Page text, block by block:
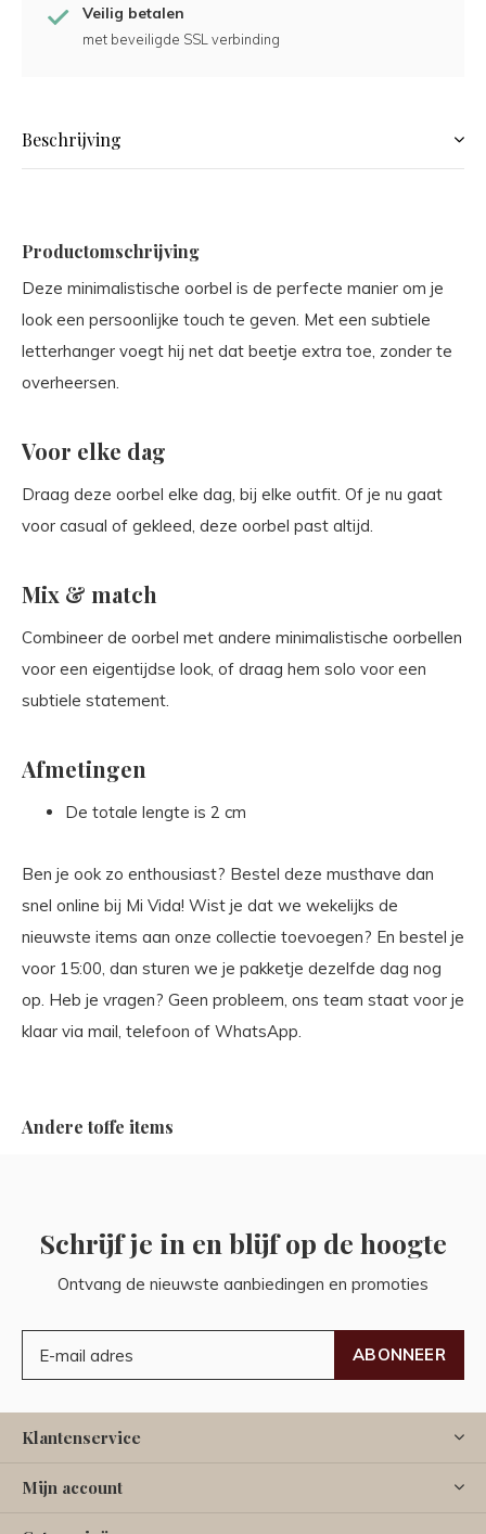
Veilig betalen
met beveiligde SSL verbinding
Beschrijving
Productomschrijving
Deze minimalistische oorbel is de perfecte manier om je
look een persoonlijke touch te geven. Met een subtiele
letterhanger voegt hij net dat beetje extra toe, zonder te
overheersen.
Voor elke dag
Draag deze oorbel elke dag, bij elke outfit. Of je nu gaat
voor casual of gekleed, deze oorbel past altijd.
Mix & match
Combineer de oorbel met andere minimalistische oorbellen
voor een eigentijdse look, of draag hem solo voor een
subtiele statement.
Afmetingen
De totale lengte is 2 cm
Ben je ook zo enthousiast? Bestel deze musthave dan
snel online bij Mi Vida! Wist je dat we wekelijks de
nieuwste items aan onze collectie toevoegen? En bestel je
voor 15:00, dan sturen we je pakketje dezelfde dag nog
op. Heb je vragen? Geen probleem, ons team staat voor je
klaar via mail, telefoon of WhatsApp.
Andere toffe items
Schrijf je in en blijf op de hoogte
Ontvang de nieuwste aanbiedingen en promoties
ABONNEER
Klantenservice
Mijn account